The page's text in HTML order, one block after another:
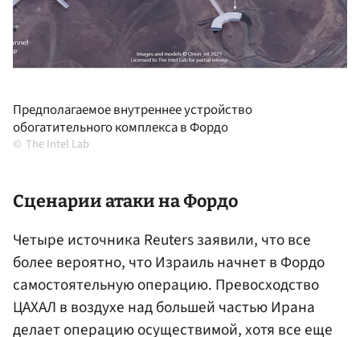
Предполагаемое внутреннее устройство
обогатительного комплекса в Фордо
The Intel Lab
Сценарии атаки на Фордо
Четыре источника Reuters заявили, что все
более вероятно, что Израиль начнет в Фордо
самостоятельную операцию. Превосходство
ЦАХАЛ в воздухе над большей частью Ирана
делает операцию осуществимой, хотя все еще